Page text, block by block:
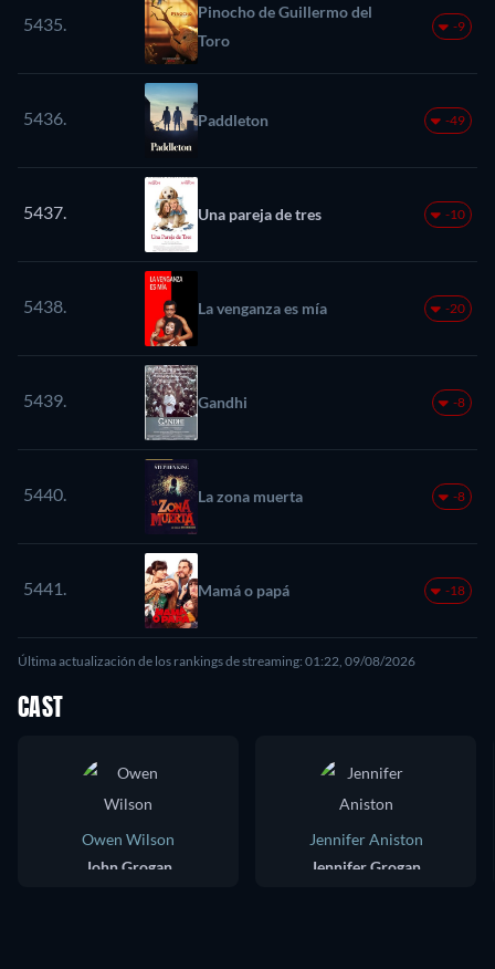
5435.
Pinocho de Guillermo del
Toro
-9
5436. Paddleton -49
5437. Una pareja de tres -10
5438. La venganza es mía -20
5439. Gandhi -8
5440. La zona muerta -8
5441. Mamá o papá -18
Última actualización de los rankings de streaming: 01:22, 09/08/2026
CAST
Owen Wilson
John Grogan
Jennifer Aniston
Jennifer Grogan